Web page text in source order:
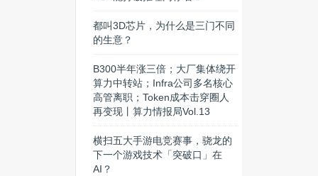
都叫3D芯片，为什么是三门不同
的生意？
B300半年涨三倍；大厂集体绕开
算力中转站；Infra公司多名核心
高管离职；Token成本击穿圈人
再变现丨算力情报局Vol.13
横扫五大手游电竞赛事，骁龙的
下一个游戏技术「突破口」在
AI？